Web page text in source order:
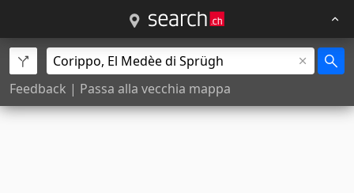
Feedback | Passa alla vecchia mappa